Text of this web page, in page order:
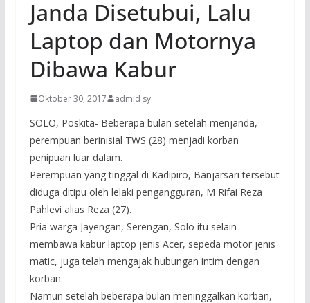
Janda Disetubui, Lalu
Laptop dan Motornya
Dibawa Kabur
Oktober 30, 2017 admid sy
SOLO, Poskita- Beberapa bulan setelah menjanda,
perempuan berinisial TWS (28) menjadi korban
penipuan luar dalam.
Perempuan yang tinggal di Kadipiro, Banjarsari tersebut
diduga ditipu oleh lelaki pengangguran, M Rifai Reza
Pahlevi alias Reza (27).
Pria warga Jayengan, Serengan, Solo itu selain
membawa kabur laptop jenis Acer, sepeda motor jenis
matic, juga telah mengajak hubungan intim dengan
korban.
Namun setelah beberapa bulan meninggalkan korban,